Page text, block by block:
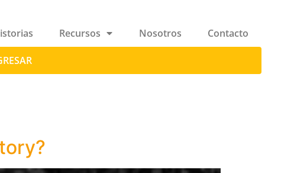
Recursos Nosotros Contacto